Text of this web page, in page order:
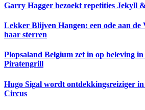
Garry Hagger bezoekt repetities Jekyll
Lekker Blijven Hangen: een ode aan de
haar sterren
Plopsaland Belgium zet in op beleving
Piratengrill
Hugo Sigal wordt ontdekkingsreiziger
Circus